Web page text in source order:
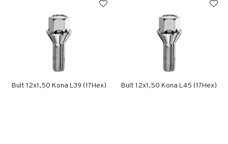
Bult 12x1,50 Kona L39 (17Hex) Bult 12x1,50 Kona L45 (17Hex)